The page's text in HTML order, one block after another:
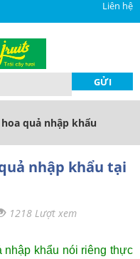
Liên hệ
quả nhập khẩu
nhập khẩu tại
1218 Lượt xem
nhập khẩu nói riêng thực